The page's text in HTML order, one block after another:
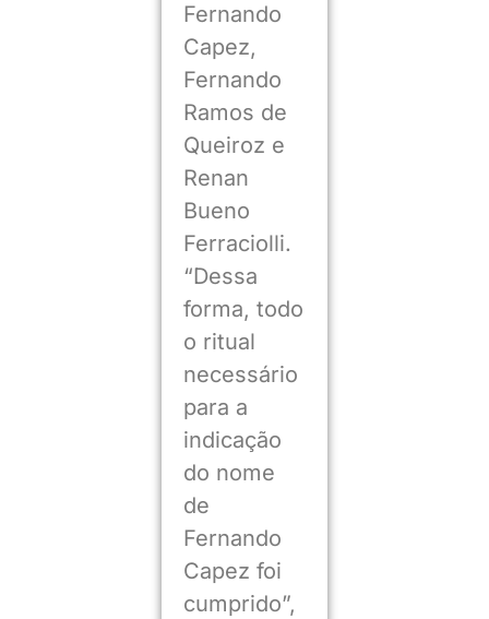
Fernando
Capez,
Fernando
Ramos de
Queiroz e
Renan
Bueno
Ferraciolli.
“Dessa
forma, todo
o ritual
necessário
para a
indicação
do nome
de
Fernando
Capez foi
cumprido”,